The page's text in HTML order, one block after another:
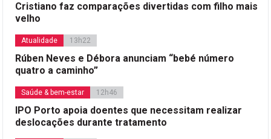
Cristiano faz comparações divertidas com filho mais
velho
Atualidade 13h22
Rúben Neves e Débora anunciam “bebé número
quatro a caminho”
Saúde & bem-estar 12h46
IPO Porto apoia doentes que necessitam realizar
deslocações durante tratamento